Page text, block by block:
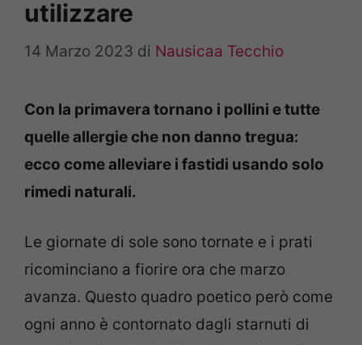
utilizzare
14 Marzo 2023 di Nausicaa Tecchio
Con la primavera tornano i pollini e tutte
quelle allergie che non danno tregua:
ecco come alleviare i fastidi usando solo
rimedi naturali.
Le giornate di sole sono tornate e i prati
ricominciano a fiorire ora che marzo
avanza. Questo quadro poetico però come
ogni anno è contornato dagli starnuti di